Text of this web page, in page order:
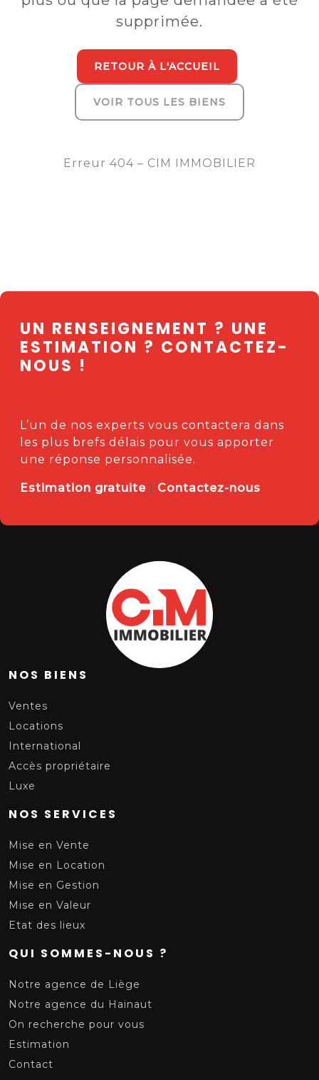
supprimée.
RETOUR À L'ACCUEIL
VOIR TOUS LES BIENS
Erreur 404 – CIM IMMOBILIER
UN RENSEIGNEMENT ? UNE
ESTIMATION ? CONTACTEZ-
NOUS !
L’un de nos experts vous contactera dans
les plus brefs délais pour vous apporter
une réponse personnalisée.
Estimation gratuite Contactez-nous
NOS BIENS
Ventes
Locations
International
Accès propriétaire
Luxe
NOS SERVICES
Mise en Vente
Mise en Location
Mise en Gestion
Mise en Valeur
Etat des lieux
QUI SOMMES-NOUS ?
Notre agence de Liège
Notre agence du Hainaut
On recherche pour vous
Estimation
Contact